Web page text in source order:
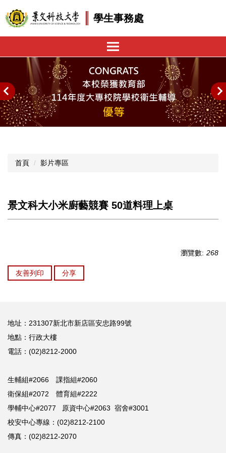
到
主
要
學生事務處
首頁 影片專區
景文科大小米廚藝競賽 50道料理上桌
瀏覽數: 268
友善列印 分享
地址：231307新北市新店區安忠路99號
地點：行政大樓
電話：(02)8212-2000
生輔組#2066 課指組#2060
衛保組#2072 體育組#2222
學輔中心#2077 原資中心#2063 宿舍#3001
校安中心專線：(02)8212-2100
傳真：(02)8212-2070